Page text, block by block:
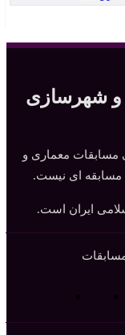
و شهرسازی
مسابقات معماری و
مسابقه ای نیست.
ایران است.